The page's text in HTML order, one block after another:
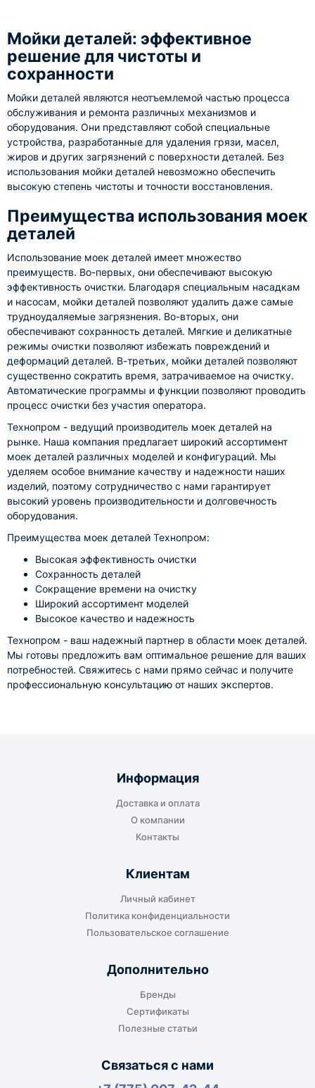
Мойки деталей: эффективное
решение для чистоты и
сохранности
Мойки деталей являются неотъемлемой частью процесса
обслуживания и ремонта различных механизмов и
оборудования. Они представляют собой специальные
устройства, разработанные для удаления грязи, масел,
жиров и других загрязнений с поверхности деталей. Без
использования мойки деталей невозможно обеспечить
высокую степень чистоты и точности восстановления.
Преимущества использования моек
деталей
Использование моек деталей имеет множество
преимуществ. Во-первых, они обеспечивают высокую
эффективность очистки. Благодаря специальным насадкам
и насосам, мойки деталей позволяют удалить даже самые
трудноудаляемые загрязнения. Во-вторых, они
обеспечивают сохранность деталей. Мягкие и деликатные
режимы очистки позволяют избежать повреждений и
деформаций деталей. В-третьих, мойки деталей позволяют
существенно сократить время, затрачиваемое на очистку.
Автоматические программы и функции позволяют проводить
процесс очистки без участия оператора.
Технопром - ведущий производитель моек деталей на
рынке. Наша компания предлагает широкий ассортимент
моек деталей различных моделей и конфигураций. Мы
уделяем особое внимание качеству и надежности наших
изделий, поэтому сотрудничество с нами гарантирует
высокий уровень производительности и долговечность
оборудования.
Преимущества моек деталей Технопром:
Высокая эффективность очистки
Сохранность деталей
Сокращение времени на очистку
Широкий ассортимент моделей
Высокое качество и надежность
Технопром - ваш надежный партнер в области моек деталей.
Мы готовы предложить вам оптимальное решение для ваших
потребностей. Свяжитесь с нами прямо сейчас и получите
профессиональную консультацию от наших экспертов.
Информация
Доставка и оплата
О компании
Контакты
Клиентам
Личный кабинет
Политика конфиденциальности
Пользовательское соглашение
Дополнительно
Бренды
Сертификаты
Полезные статьи
Связаться с нами